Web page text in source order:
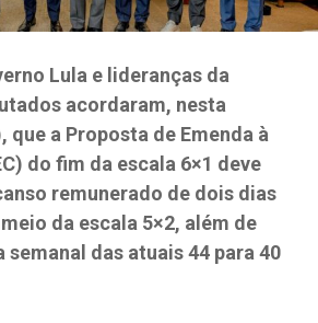
Lula e lideranças da
acordaram, nesta
a Proposta de Emenda à
do fim da escala 6×1 deve
remunerado de dois dias
da escala 5×2, além de
das atuais 44 para 40